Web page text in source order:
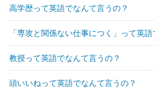
高学歴って英語でなんて言うの？
「専攻と関係ない仕事につく」って英
教授って英語でなんて言うの？
頭いいねって英語でなんて言うの？